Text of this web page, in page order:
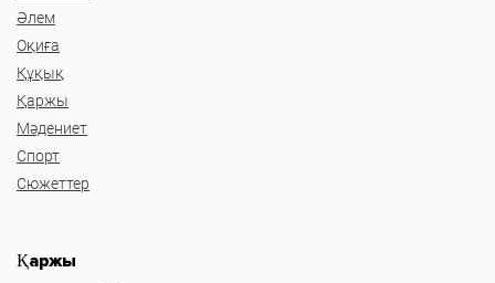
Әлем
Оқиға
Құқық
Қаржы
Мәдениет
Спорт
Сюжеттер
Қаржы